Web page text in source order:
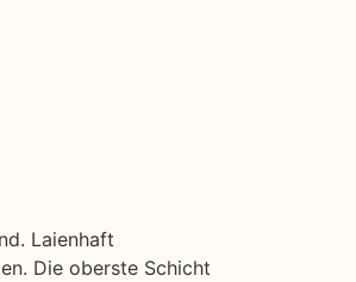
Laienhaft
Die oberste Schicht